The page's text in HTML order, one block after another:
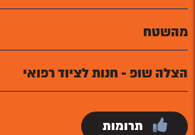
מהשטח
הצלה שופ - חנות לציוד רפואי
תרומות